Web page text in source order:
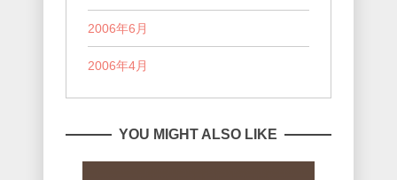
2006年6月
2006年4月
YOU MIGHT ALSO LIKE